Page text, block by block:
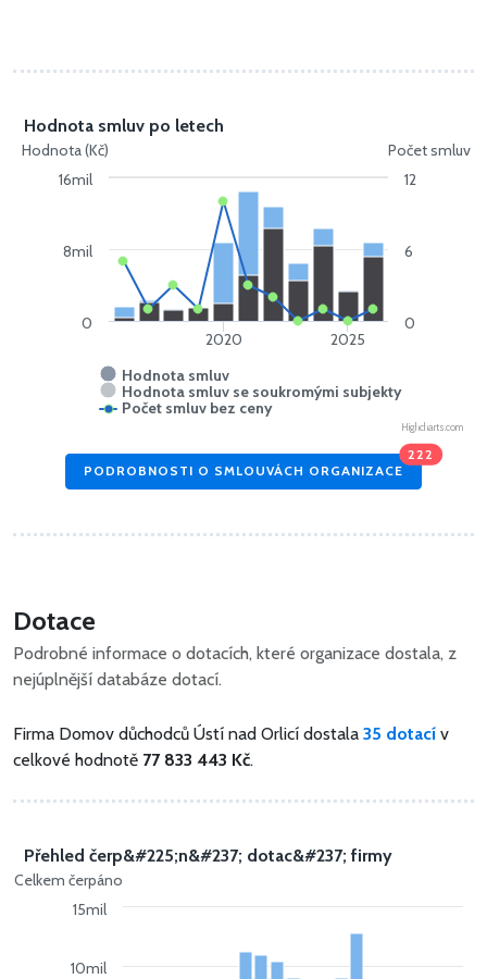
Hodnota (Kč) Počet smluv
Hodnota smluv po letech
Hodnota smluv
Hodnota smluv se soukromými subjekty
Počet smluv bez ceny
2020 2025
0
8mil
16mil
0
6
12
Highcharts.com
PODROBNOSTI O SMLOUVÁCH ORGANIZACE
222
Dotace
Podrobné informace o dotacích, které organizace dostala, z
nejúplnější databáze dotací.
Firma Domov důchodců Ústí nad Orlicí dostala 35 dotací v
celkové hodnotě 77 833 443 Kč.
Celkem čerpáno
Přehled čerp&#225;n&#237; dotac&#237; firmy
10mil
15mil